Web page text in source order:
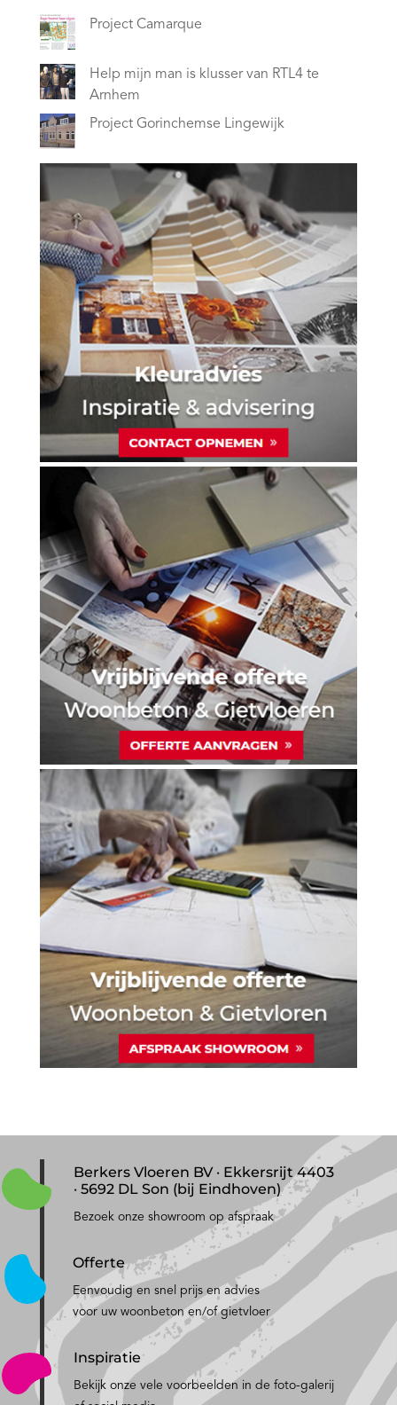
Project Camarque
Help mijn man is klusser van RTL4 te
Arnhem
Project Gorinchemse Lingewijk
Berkers Vloeren BV · Ekkersrijt 4403
· 5692 DL Son (bij Eindhoven)
Bezoek onze showroom op afspraak
Offerte
Eenvoudig en snel prijs en advies
voor uw woonbeton en/of gietvloer
Inspiratie
Bekijk onze vele voorbeelden in de foto-galerij